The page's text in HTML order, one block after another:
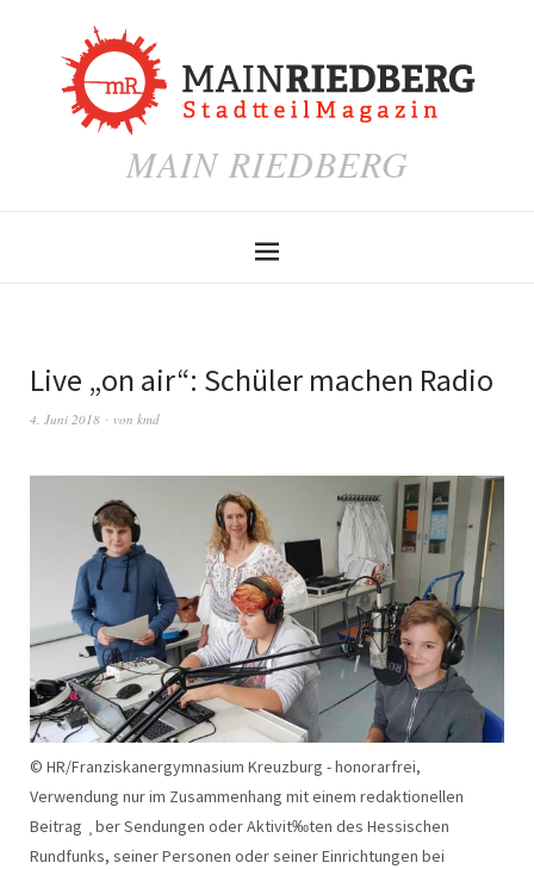
MAIN RIEDBERG
Live „on air“: Schüler machen Radio
4. Juni 2018 von kmd
© HR/Franziskanergymnasium Kreuzburg - honorarfrei,
Verwendung nur im Zusammenhang mit einem redaktionellen
Beitrag ¸ber Sendungen oder Aktivit‰ten des Hessischen
Rundfunks, seiner Personen oder seiner Einrichtungen bei